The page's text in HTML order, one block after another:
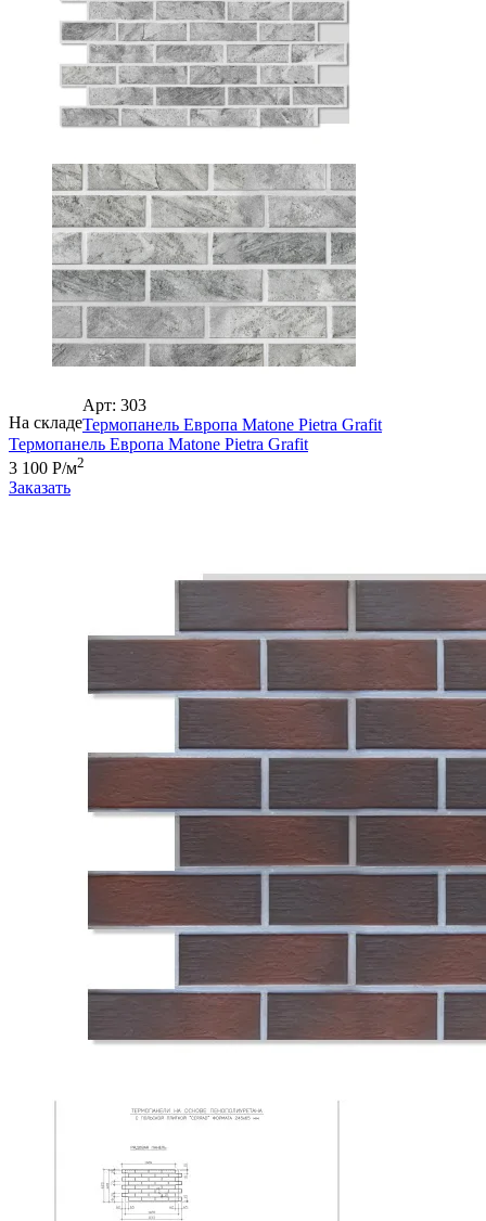
На складе
Арт: 303
Термопанель Европа Matone Pietra Grafit
Термопанель Европа Matone Pietra Grafit
3 100 Р/м2
Заказать